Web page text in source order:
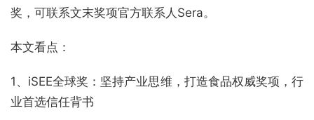
奖，可联系文末奖项官方联系人Sera。
本文看点：
1、iSEE全球奖：坚持产业思维，打造食品权威奖项，行
业首选信任背书